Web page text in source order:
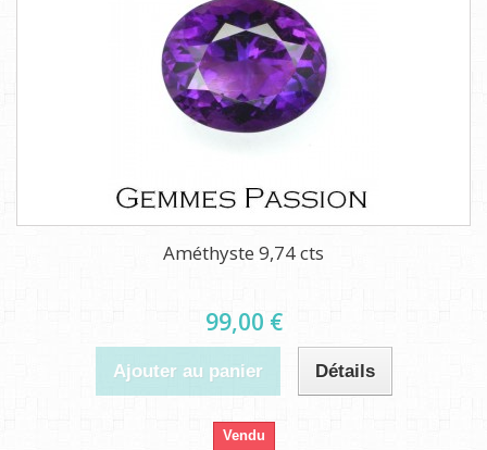
Améthyste 9,74 cts
99,00 €
Ajouter au panier Détails
Vendu